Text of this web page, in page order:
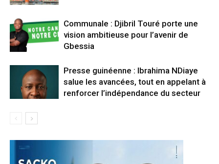
Communale : Djibril Touré porte une
vision ambitieuse pour l’avenir de
Gbessia
Presse guinéenne : Ibrahima NDiaye
salue les avancées, tout en appelant à
renforcer l’indépendance du secteur